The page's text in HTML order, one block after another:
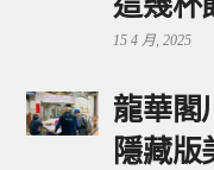
15 4 月, 2025
龍華閣
隱藏版